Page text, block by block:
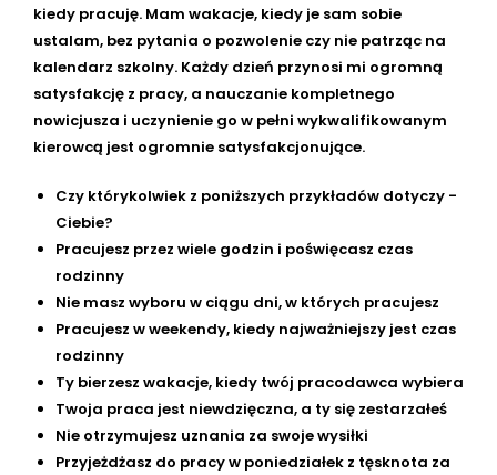
kiedy pracuję. Mam wakacje, kiedy je sam sobie
ustalam, bez pytania o pozwolenie czy nie patrząc na
kalendarz szkolny. Każdy dzień przynosi mi ogromną
satysfakcję z pracy, a nauczanie kompletnego
nowicjusza i uczynienie go w pełni wykwalifikowanym
kierowcą jest ogromnie satysfakcjonujące.
Czy którykolwiek z poniższych przykładów dotyczy -
Ciebie?
Pracujesz przez wiele godzin i poświęcasz czas
rodzinny
Nie masz wyboru w ciągu dni, w których pracujesz
Pracujesz w weekendy, kiedy najważniejszy jest czas
rodzinny
Ty bierzesz wakacje, kiedy twój pracodawca wybiera
Twoja praca jest niewdzięczna, a ty się zestarzałeś
Nie otrzymujesz uznania za swoje wysiłki
Przyjeżdżasz do pracy w poniedziałek z tęsknota za